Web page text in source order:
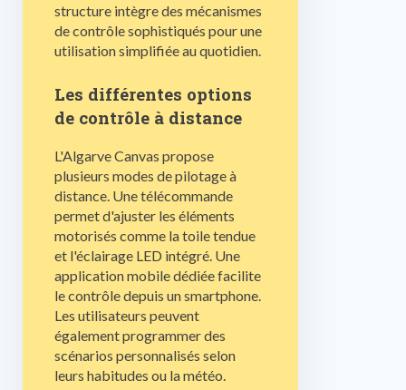
structure intègre des mécanismes
de contrôle sophistiqués pour une
utilisation simplifiée au quotidien.
Les différentes options
de contrôle à distance
L'Algarve Canvas propose
plusieurs modes de pilotage à
distance. Une télécommande
permet d'ajuster les éléments
motorisés comme la toile tendue
et l'éclairage LED intégré. Une
application mobile dédiée facilite
le contrôle depuis un smartphone.
Les utilisateurs peuvent
également programmer des
scénarios personnalisés selon
leurs habitudes ou la météo.